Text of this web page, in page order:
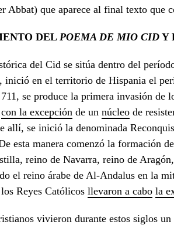
Abbat) que aparece al final texto que
DEL POEMA DE MIO CID Y
del Cid se sitúa dentro del
en el territorio de Hispania el
se produce la primera invasión de
con la excepción de un núcleo de
allí, se inició la denominada
esta manera comenzó la formación
reino de Navarra, reino de
el reino árabe de Al-Andalus en la
Reyes Católicos llevaron a cabo la
vivieron durante estos siglos